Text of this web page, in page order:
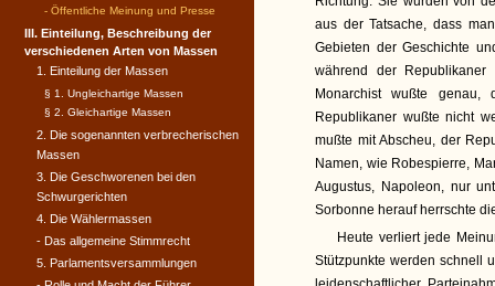
aus der Tatsache, dass
Gebieten der Geschichte
während der
Monarchist wußte
Republikaner wußte nicht
mußte mit Abscheu, der
Namen, wie Robespierre,
Augustus, Napoleon, nur
Sorbonne herauf herrschte
Heute verliert jede
Stützpunkte werden schnell
- Öffentliche Meinung und Presse
III. Einteilung, Beschreibung der
verschiedenen Arten von Massen
1. Einteilung der Massen
§ 1. Ungleichartige Massen
§ 2. Gleichartige Massen
2. Die sogenannten verbrecherischen
Massen
3. Die Geschworenen bei den
Schwurgerichten
4. Die Wählermassen
- Das allgemeine Stimmrecht
5. Parlamentsversammlungen